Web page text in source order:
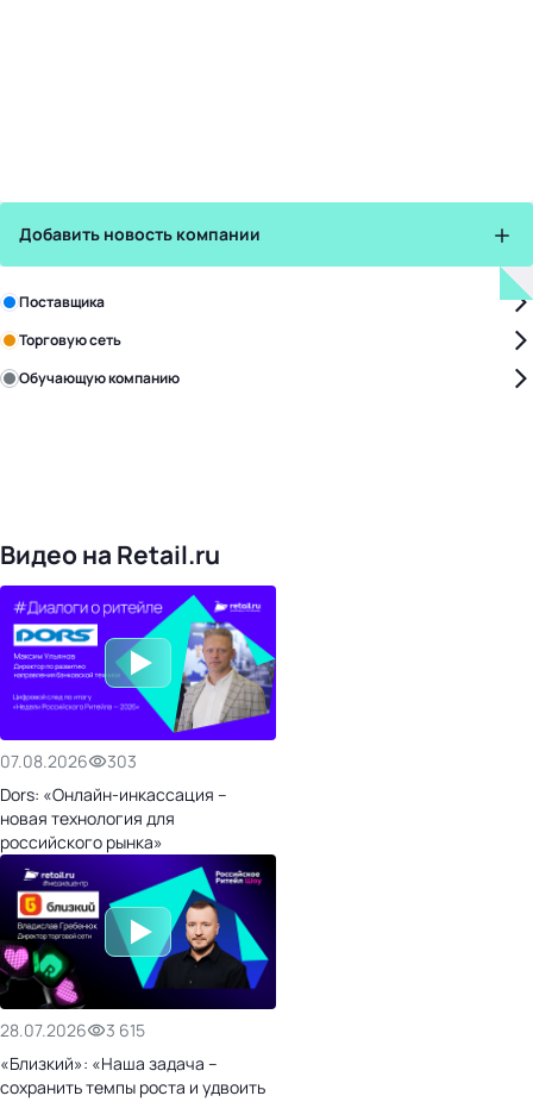
Добавить новость компании
Зарегистрируйте в бизнес-центре:
Поставщика
Торговую сеть
Обучающую компанию
Видео на Retail.ru
07.08.2026
303
Dors: «Онлайн-инкассация –
новая технология для
российского рынка»
28.07.2026
3 615
«Близкий»: «Наша задача –
сохранить темпы роста и удвоить